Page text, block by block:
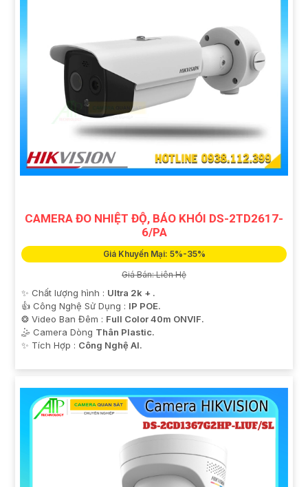
CAMERA ĐO NHIỆT ĐỘ, BÁO KHÓI DS-2TD2617-
6/PA
Giá Khuyến Mại: 5%-35%
Giá Bán: Liên Hệ
✨ Chất lượng hình : Ultra 2k + .
👍 Công Nghệ Sử Dụng : IP POE.
❂ Video Ban Đêm : Full Color 40m ONVIF.
🤹 Camera Dòng Thân Plastic.
️✨ Tích Hợp : Công Nghệ AI.